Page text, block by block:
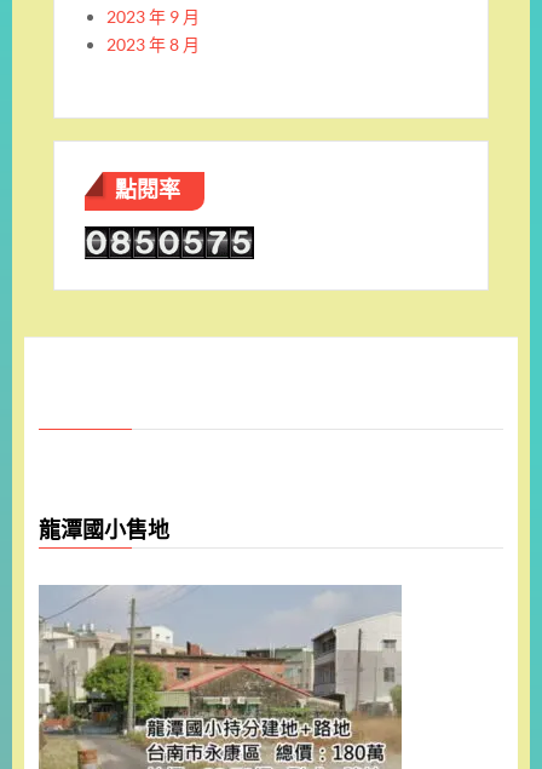
2023 年 9 月
2023 年 8 月
點閱率
龍潭國小售地